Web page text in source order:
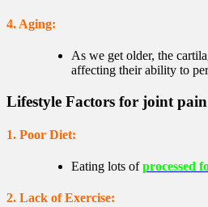
4. Aging:
As we get older, the
affecting their ability to
Lifestyle Factors for joint
1. Poor Diet:
Eating lots ofprocessed
2. Lack of Exercise: